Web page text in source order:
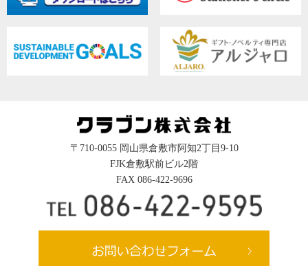
〒710-0055 岡山県倉敷市阿知2丁目9-10
FJK倉敷駅前ビル2階
FAX 086-422-9696